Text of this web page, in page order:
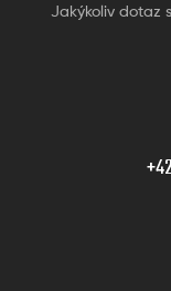
Jakýkoliv dotaz